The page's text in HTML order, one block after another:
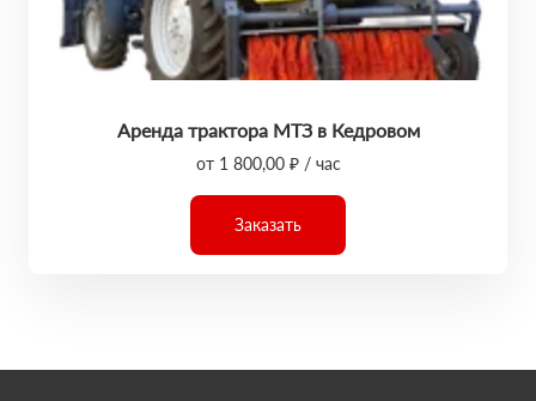
Аренда трактора МТЗ в Кедровом
от 1 800,00 ₽ / час
Заказать